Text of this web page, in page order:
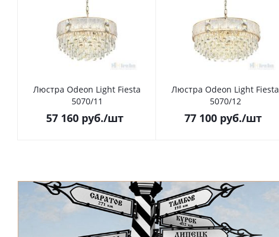
Люстра Odeon Light Fiesta
5070/11
57 160 руб./шт
Люстра Odeon Light Fiesta
5070/12
77 100 руб./шт